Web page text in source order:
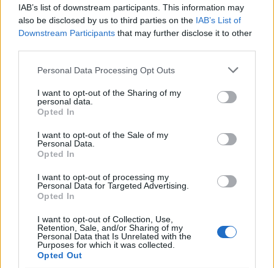
IAB’s list of downstream participants. This information may
also be disclosed by us to third parties on the IAB’s List of
Downstream Participants that may further disclose it to other
Please note that this website/app uses one or more Google
not limited to your visit or usage behaviour. You may click to
grant or deny consent to Google and its third-party tags to
use your data for below specified purposes in below Google
consent section.
Personal Data Processing Opt Outs
I want to opt-out of the Sharing of my
personal data.
Opted In
I want to opt-out of the Sale of my
Personal Data.
Opted In
I want to opt-out of processing my
Personal Data for Targeted Advertising.
Opted In
I want to opt-out of Collection, Use,
Retention, Sale, and/or Sharing of my
Personal Data that Is Unrelated with the
Purposes for which it was collected.
Opted Out
Kinza Babylon Staked BTC
(KBTC)
$83,270.00
Epoch Island $0.032
Stride Staked Injective
(STINJ)
(JDB)
FibSwap DEX
(FIBO)
kpk ETH Prime